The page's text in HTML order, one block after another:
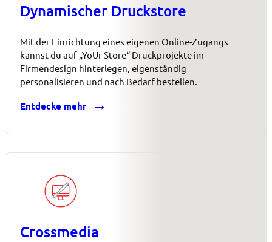
Dynamischer Druckstore
Mit der Einrichtung eines eigenen Online-Zugangs
kannst du auf „YoUr Store“ Druckprojekte im
Firmendesign hinterlegen, eigenständig
personalisieren und nach Bedarf bestellen.
Entdecke mehr
Crossmedia